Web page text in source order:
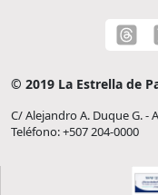
© 2019 La Estrella de
C/ Alejandro A. Duque G. -
Teléfono: +507 204-0000